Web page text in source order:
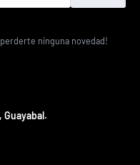
ninguna novedad!
Guayabal.